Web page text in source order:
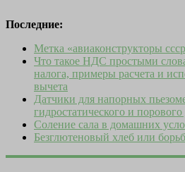
Последние:
Метка «авиаконструкторы ссср
Что такое НДС простыми
налога, примеры расчета и
вычета
Датчики для напорных
гидростатического и
Соление сала в домашних
Безглютеновый хлеб или